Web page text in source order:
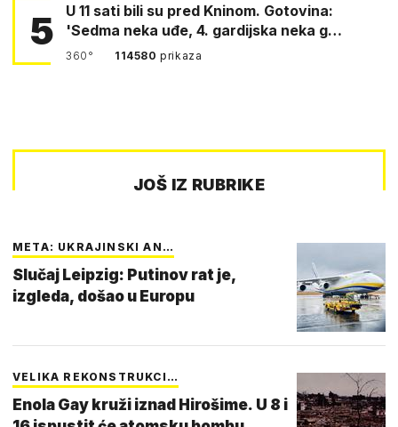
5
U 11 sati bili su pred Kninom. Gotovina:
'Sedma neka uđe, 4. gardijska neka g…
360° 114580prikaza
JOŠ IZ RUBRIKE
META: UKRAJINSKI AN…
Slučaj Leipzig: Putinov rat je,
izgleda, došao u Europu
VELIKA REKONSTRUKCI…
Enola Gay kruži iznad Hirošime. U 8 i